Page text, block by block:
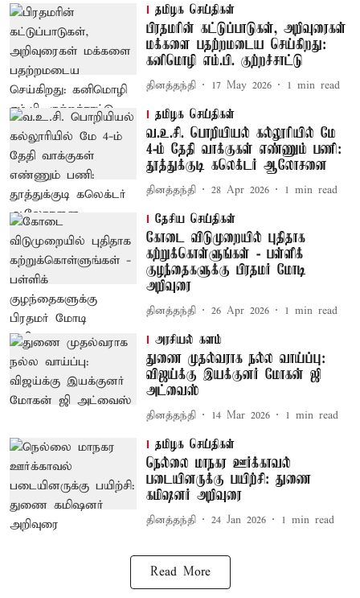
தமிழக செய்திகள்
பிரதமரின் கட்டுப்பாடுகள், அறிவுரைகள்
மக்களை பதற்றமடைய செய்கிறது:
கனிமொழி எம்.பி. குற்றச்சாட்டு
தினத்தந்தி 17 May 2026 1 min read
தமிழக செய்திகள்
வ.உ.சி. பொறியியல் கல்லூரியில் மே
4-ம் தேதி வாக்குகள் எண்ணும் பணி:
தூத்துக்குடி கலெக்டர் ஆலோசனை
தினத்தந்தி 28 Apr 2026 1 min read
தேசிய செய்திகள்
கோடை விடுமுறையில் புதிதாக
கற்றுக்கொள்ளுங்கள் - பள்ளிக்
குழந்தைகளுக்கு பிரதமர் மோடி
அறிவுரை
தினத்தந்தி 26 Apr 2026 1 min read
அரசியல் களம்
துணை முதல்வராக நல்ல வாய்ப்பு:
விஜய்க்கு இயக்குனர் மோகன் ஜி
அட்வைஸ்
தினத்தந்தி 14 Mar 2026 1 min read
தமிழக செய்திகள்
நெல்லை மாநகர ஊர்க்காவல்
படையினருக்கு பயிற்சி: துணை
கமிஷனர் அறிவுரை
தினத்தந்தி 24 Jan 2026 1 min read
Read More